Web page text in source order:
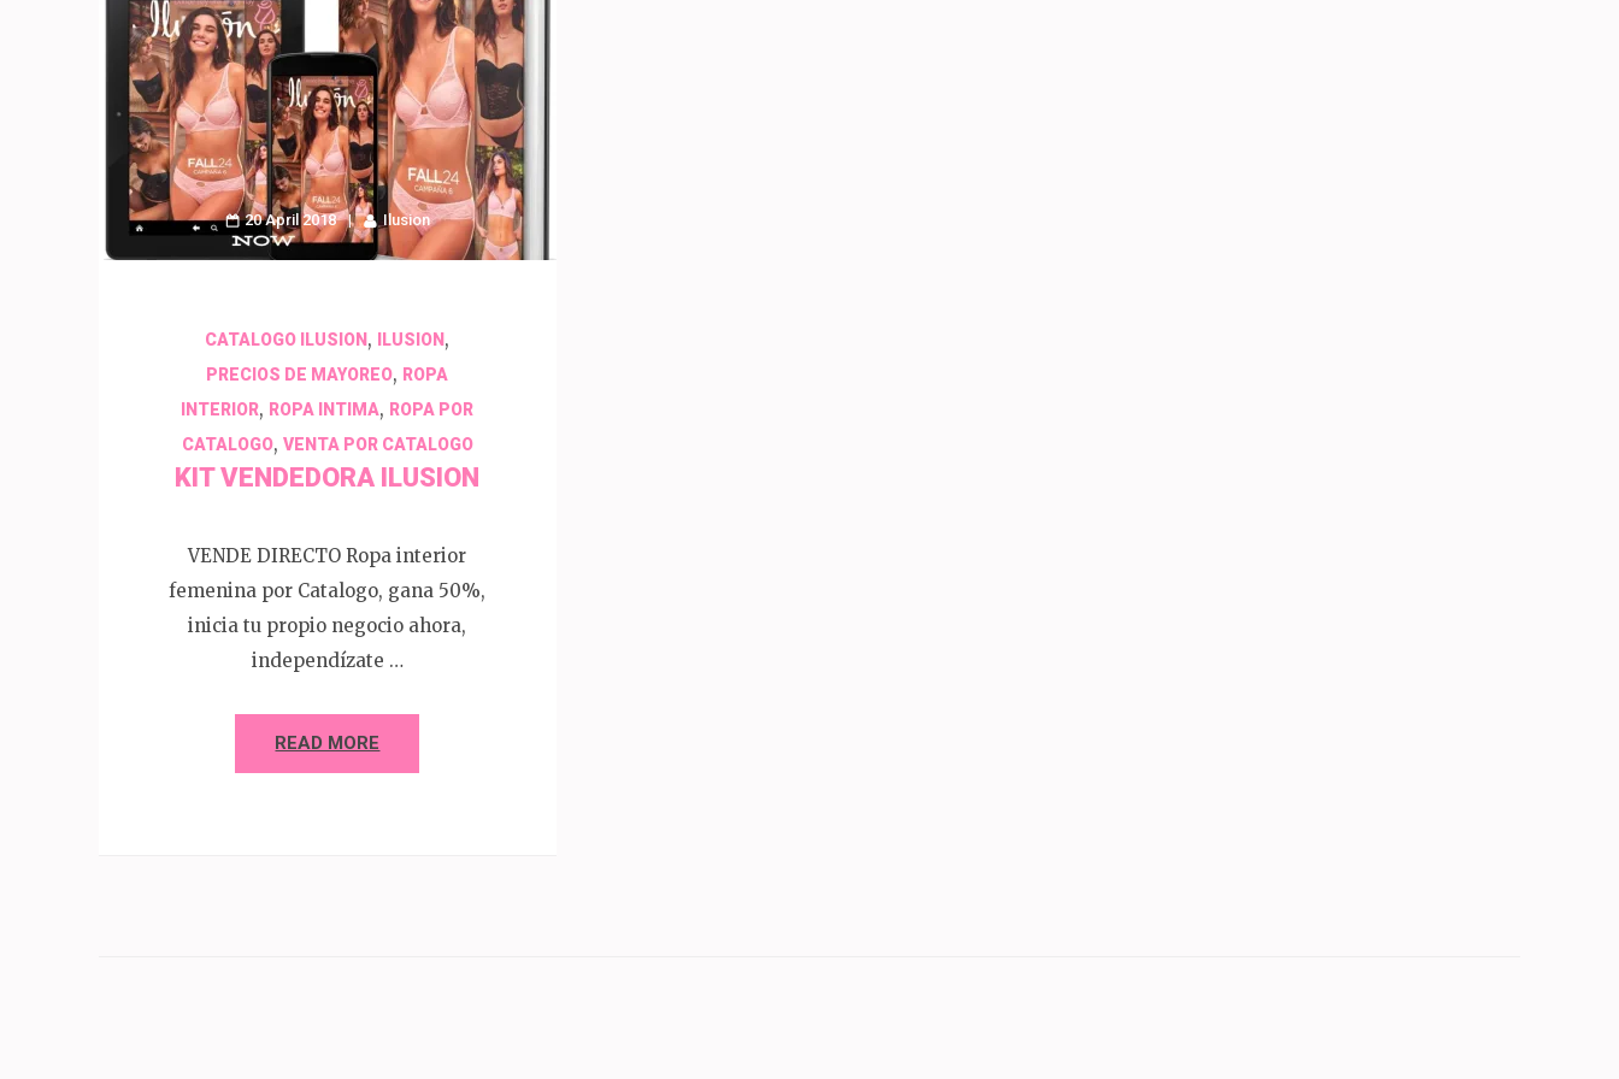
20 April 2018 Ilusion
CATALOGO ILUSION , ILUSION ,
PRECIOS DE MAYOREO, ROPA
INTERIOR, ROPA INTIMA, ROPA POR
CATALOGO, VENTA POR CATALOGO
KIT VENDEDORA ILUSION
VENDE DIRECTO Ropa interior
femenina por Catalogo, gana 50%,
inicia tu propio negocio ahora,
independízate …
READ MORE